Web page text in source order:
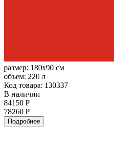
размер: 180x90 см
объем: 220 л
Код товара: 130337
В наличии
84150 Р
78260 Р
Подробнее